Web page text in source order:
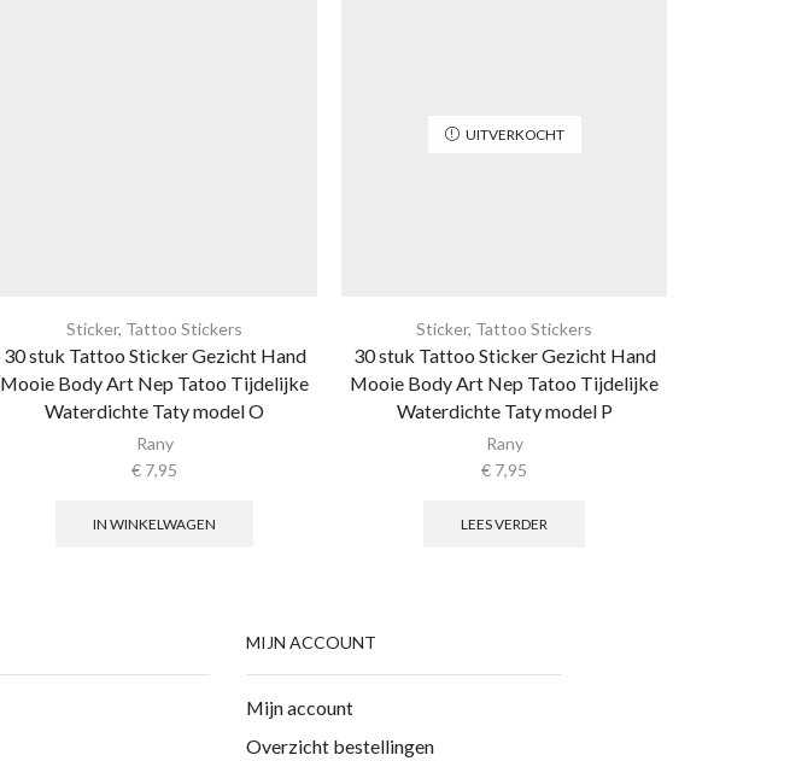
Sticker, Tattoo Stickers
30 stuk Tattoo Sticker Gezicht Hand
Mooie Body Art Nep Tatoo Tijdelijke
Waterdichte Taty model O
Rany
€ 7,95
IN WINKELWAGEN
UITVERKOCHT
Sticker, Tattoo Stickers
30 stuk Tattoo Sticker Gezicht Hand
Mooie Body Art Nep Tatoo Tijdelijke
Waterdichte Taty model P
Rany
€ 7,95
LEES VERDER
MIJN ACCOUNT
Mijn account
Overzicht bestellingen